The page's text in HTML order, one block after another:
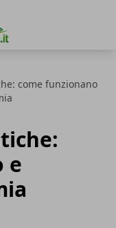
come funzionano
e